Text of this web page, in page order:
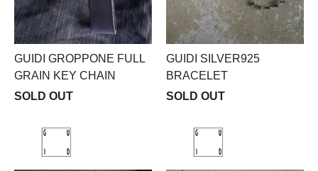
GUIDI GROPPONE FULL
GRAIN KEY CHAIN
SOLD OUT
GUIDI SILVER925
BRACELET
SOLD OUT